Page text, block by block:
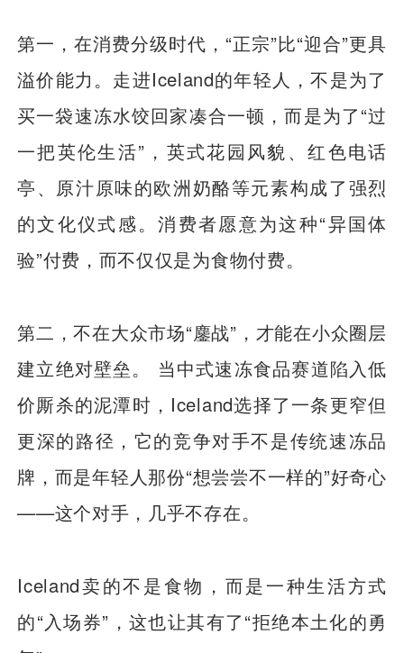
第一，在消费分级时代，“正宗”比“迎合”更具
溢价能力。走进Iceland的年轻人，不是为了
买一袋速冻水饺回家凑合一顿，而是为了“过
一把英伦生活”，英式花园风貌、红色电话
亭、原汁原味的欧洲奶酪等元素构成了强烈
的文化仪式感。消费者愿意为这种“异国体
验”付费，而不仅仅是为食物付费。
第二，不在大众市场“鏖战”，才能在小众圈层
建立绝对壁垒。 当中式速冻食品赛道陷入低
价厮杀的泥潭时，Iceland选择了一条更窄但
更深的路径，它的竞争对手不是传统速冻品
牌，而是年轻人那份“想尝尝不一样的”好奇心
——这个对手，几乎不存在。
Iceland卖的不是食物，而是一种生活方式
的“入场券”，这也让其有了“拒绝本土化的勇